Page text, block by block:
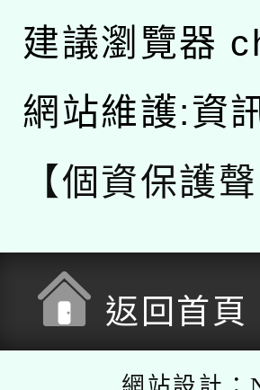
建議瀏覽器
網站維護:資
【個資保護聲
返回首頁